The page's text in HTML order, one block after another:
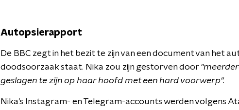
Autopsierapport
De BBC zegt in het bezit te zijn van een document van het
doodsoorzaak staat. Nika zou zijn gestorven door
geslagen te zijn op haar hoofd met een hard voorwerp".
Nika's Instagram- en Telegram-accounts werden volgens